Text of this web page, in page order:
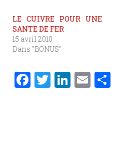
LE CUIVRE POUR UNE
SANTE DE FER
15 avril 2010
Dans "BONUS"
F T Li E